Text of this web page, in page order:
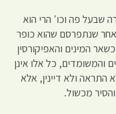
שבעל פה וכו' הרי הוא
שנתפרסם שהוא כופר
המינים והאפיקורסין
והמשומדים, כל אלו אינן
התראה ולא דיינין, אלא
מכשול.